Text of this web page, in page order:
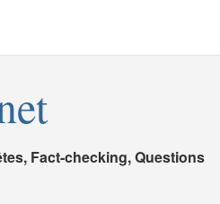
Fact-checking, Questions